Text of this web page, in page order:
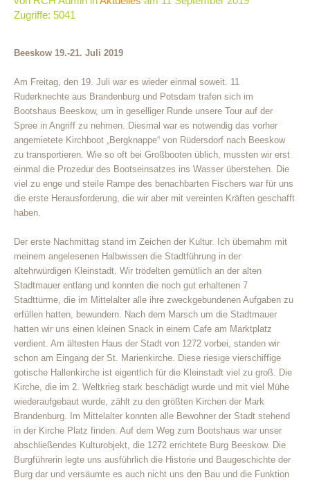
Zugriffe: 5041
Beeskow 19.-21. Juli 2019
Am Freitag, den 19. Juli war es wieder einmal soweit. 11
Ruderknechte aus Brandenburg und Potsdam trafen sich im
Bootshaus Beeskow, um in geselliger Runde unsere Tour auf der
Spree in Angriff zu nehmen. Diesmal war es notwendig das vorher
angemietete Kirchboot „Bergknappe“ von Rüdersdorf nach Beeskow
zu transportieren. Wie so oft bei Großbooten üblich, mussten wir erst
einmal die Prozedur des Bootseinsatzes ins Wasser überstehen. Die
viel zu enge und steile Rampe des benachbarten Fischers war für uns
die erste Herausforderung, die wir aber mit vereinten Kräften geschafft
haben.
Der erste Nachmittag stand im Zeichen der Kultur. Ich übernahm mit
meinem angelesenen Halbwissen die Stadtführung in der
altehrwürdigen Kleinstadt. Wir trödelten gemütlich an der alten
Stadtmauer entlang und konnten die noch gut erhaltenen 7
Stadttürme, die im Mittelalter alle ihre zweckgebundenen Aufgaben zu
erfüllen hatten, bewundern. Nach dem Marsch um die Stadtmauer
hatten wir uns einen kleinen Snack in einem Cafe am Marktplatz
verdient. Am ältesten Haus der Stadt von 1272 vorbei, standen wir
schon am Eingang der St. Marienkirche. Diese riesige vierschiffige
gotische Hallenkirche ist eigentlich für die Kleinstadt viel zu groß. Die
Kirche, die im 2. Weltkrieg stark beschädigt wurde und mit viel Mühe
wiederaufgebaut wurde, zählt zu den größten Kirchen der Mark
Brandenburg. Im Mittelalter konnten alle Bewohner der Stadt stehend
in der Kirche Platz finden. Auf dem Weg zum Bootshaus war unser
abschließendes Kulturobjekt, die 1272 errichtete Burg Beeskow. Die
Burgführerin legte uns ausführlich die Historie und Baugeschichte der
Burg dar und versäumte es auch nicht uns den Bau und die Funktion